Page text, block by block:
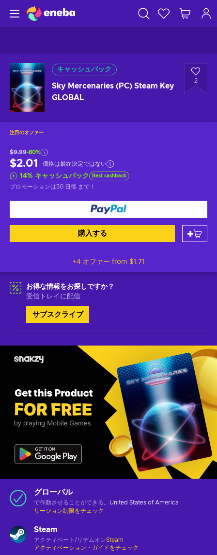
キャッシュバック
Sky Mercenaries (PC) Steam Key
GLOBAL
2
注目のオファー
$9.99-80%
$2.01 価格は最終決定ではない
14% キャッシュバック Best cashback
プロモーションは50 日後 まで！
購入する
+4 オファー from $1.71
お得な情報をお探しですか？
受信トレイに配信
サブスクライブ
グローバル
で作動させることができる。 United States of America
リージョン制限をチェック
Steam
アクティベート/リデムオンSteam
アクティベーション・ガイドをチェック